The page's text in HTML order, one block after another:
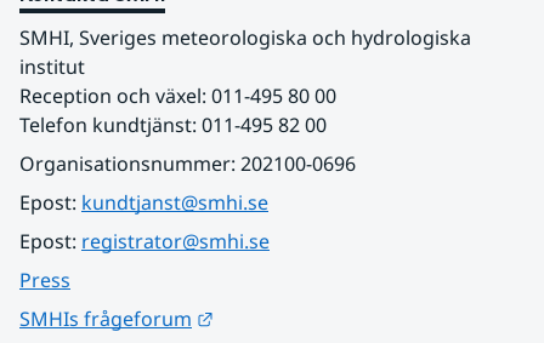
SMHI, Sveriges meteorologiska och hydrologiska
institut
Reception och växel: 011-495 80 00
Telefon kundtjänst: 011-495 82 00
Organisationsnummer: 202100-0696
Epost: kundtjanst@smhi.se
Epost: registrator@smhi.se
Press
SMHIs frågeforum